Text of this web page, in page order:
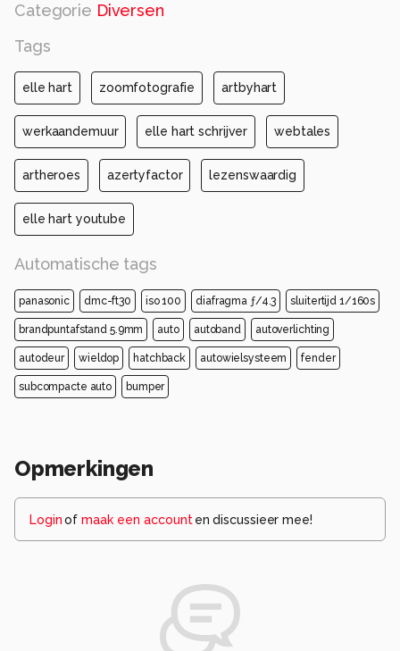
Categorie Diversen
Tags
elle hart zoomfotografie artbyhart
werkaandemuur elle hart schrijver webtales
artheroes azertyfactor lezenswaardig
elle hart youtube
Automatische tags
panasonic dmc-ft30 iso 100 diafragma ƒ/4.3 sluitertijd 1/160s
brandpuntafstand 5.9mm auto autoband autoverlichting
autodeur wieldop hatchback autowielsysteem fender
subcompacte auto bumper
Opmerkingen
Loginof maak een account en discussieer mee!